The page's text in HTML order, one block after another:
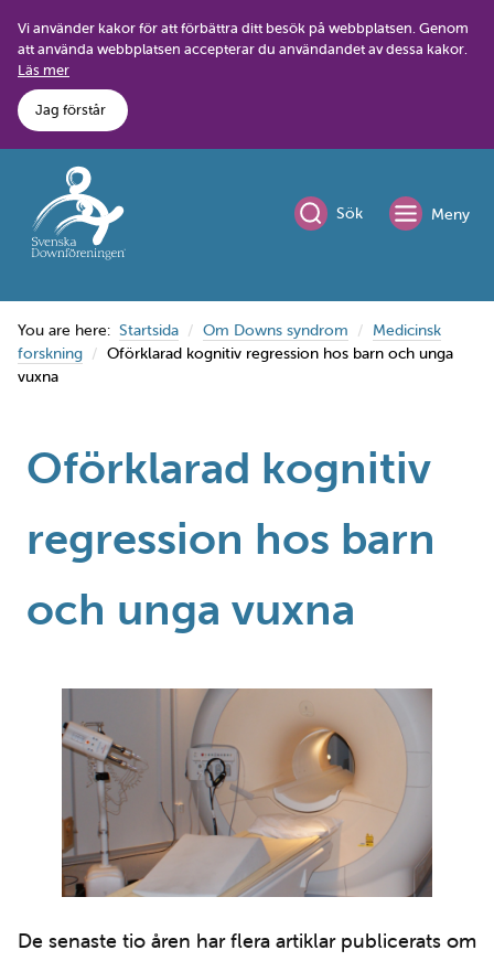
content
Vi använder kakor för att förbättra ditt besök på webbplatsen. Genom
att använda webbplatsen accepterar du användandet av dessa kakor.
Läs mer
Jag förstår
Sök Meny
You are here: Startsida Om Downs syndrom
Medicinsk
forskning
Oförklarad kognitiv regression hos barn och unga
vuxna
Oförklarad kognitiv
regression hos barn
och unga vuxna
De senaste tio åren har flera artiklar publicerats om